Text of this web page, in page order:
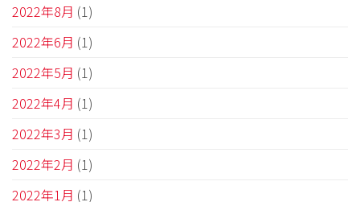
2022年8月 (1)
2022年6月 (1)
2022年5月 (1)
2022年4月 (1)
2022年3月 (1)
2022年2月 (1)
2022年1月 (1)